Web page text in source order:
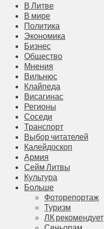
В Литве
В мире
Политика
Экономика
Бизнес
Общество
Мнения
Вильнюс
Клайпеда
Висагинас
Регионы
Соседи
Транспорт
Выбор читателей
Калейдоскоп
Армия
Сейм Литвы
Культура
Больше
Фоторепортаж
Туризм
ЛК рекомендует